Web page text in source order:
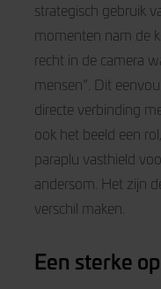
strategisch gebruik
momenten nam de
recht in de camera
mensen”. Dit
directe verbinding
ook het beeld een
paraplu vasthield
andersom. Het zijn
verschil maken.
Een sterke